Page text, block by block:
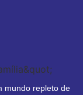
mundo repleto de